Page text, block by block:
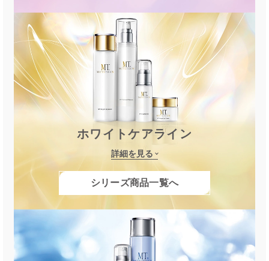
ホワイトケアライン
詳細を見る
シリーズ商品一覧へ